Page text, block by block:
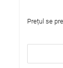
Prețul se